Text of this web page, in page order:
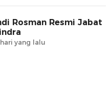
Rosman Resmi Jabat
yang lalu